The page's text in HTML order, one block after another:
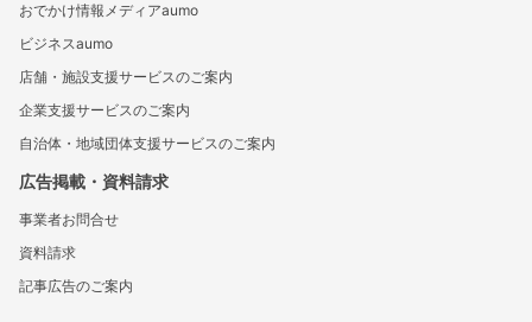
おでかけ情報メディアaumo
ビジネスaumo
店舗・施設支援サービスのご案内
企業支援サービスのご案内
自治体・地域団体支援サービスのご案内
広告掲載・資料請求
事業者お問合せ
資料請求
記事広告のご案内